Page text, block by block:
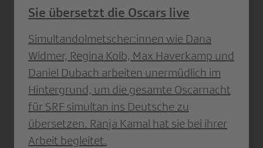
Sie übersetzt die Oscars live
Simultandolmetscher:innen wie Dana
Widmer, Regina Kolb, Max Haverkamp und
Daniel Dubach arbeiten unermüdlich im
Hintergrund, um die gesamte Oscarnacht
für SRF simultan ins Deutsche zu
übersetzen. Ranja Kamal hat sie bei ihrer
Arbeit begleitet.